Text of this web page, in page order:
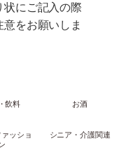
にご記入の際
をお願いしま
飲料 お酒
ッショ
シニア・介護関連